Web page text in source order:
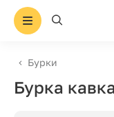
Бурки
Бурка